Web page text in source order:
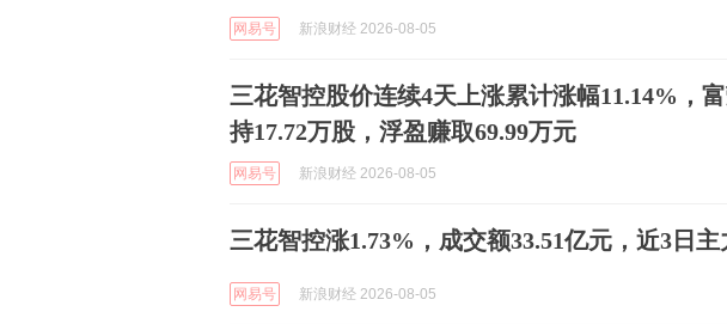
网易号 新浪财经 2026-08-05
三花智控股价连续4天上涨累计涨幅11.14%，
持17.72万股，浮盈赚取69.99万元
网易号 新浪财经 2026-08-05
三花智控涨1.73%，成交额33.51亿元，近3日主
网易号 新浪财经 2026-08-05